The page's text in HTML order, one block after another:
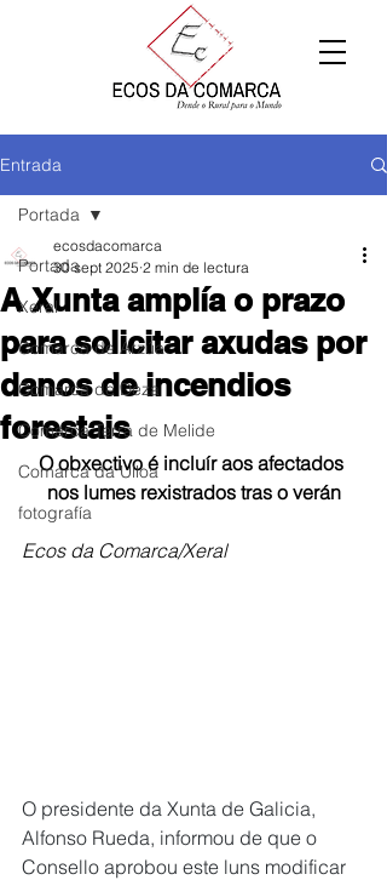
Entrada
Portada
Xeral
Comarca de Arzúa
Comarca de Deza
Comarca Terra de Melide
Comarca da Ulloa
fotografía
Portada
A Xunta amplía o prazo
para solicitar axudas por
danos de incendios
forestais
ecosdacomarca
30 sept 2025 2 min de lectura
O obxectivo é incluír aos afectados
nos lumes rexistrados tras o verán
Ecos da Comarca/Xeral
O presidente da Xunta de Galicia,
Alfonso Rueda, informou de que o
Consello aprobou este luns modificar